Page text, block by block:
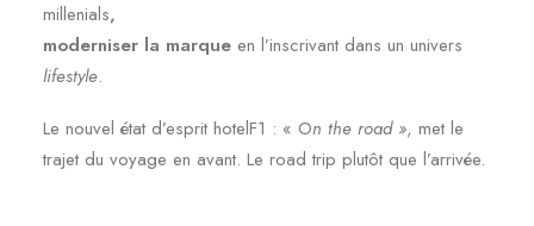
millenials,
moderniser la marque en l’inscrivant dans un univers
lifestyle.
Le nouvel état d’esprit hotelF1 : « On the road », met le
trajet du voyage en avant. Le road trip plutôt que l’arrivée.